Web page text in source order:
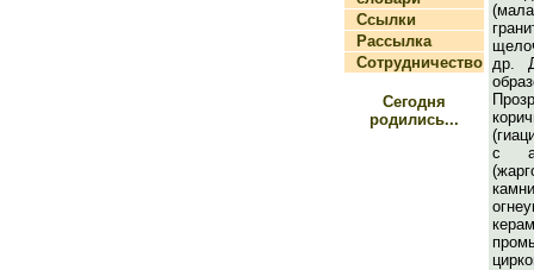
Ссылки
Рассылка
Сотрудничество
Сегодня
родились...
др.
с